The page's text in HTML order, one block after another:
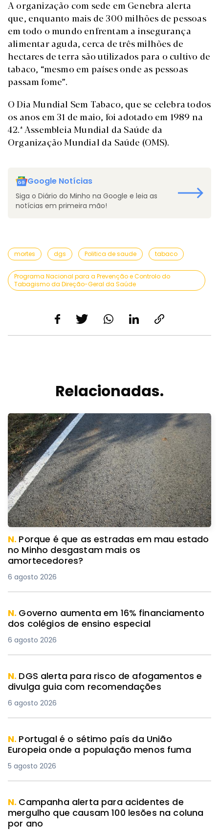
A organização com sede em Genebra alerta
que, enquanto mais de 300 milhões de pessoas
em todo o mundo enfrentam a insegurança
alimentar aguda, cerca de três milhões de
hectares de terra são utilizados para o cultivo de
tabaco, “mesmo em países onde as pessoas
passam fome”.
O Dia Mundial Sem Tabaco, que se celebra todos
os anos em 31 de maio, foi adotado em 1989 na
42.ª Assembleia Mundial da Saúde da
Organização Mundial da Saúde (OMS).
Google Notícias
Siga o Diário do Minho na Google e leia as
notícias em primeira mão!
mortes dgs Politica de saude tabaco
Programa Nacional para a Prevenção e Controlo do
Tabagismo da Direção-Geral da Saúde
Relacionadas.
N. Porque é que as estradas em mau estado
no Minho desgastam mais os
amortecedores?
6 agosto 2026
N. Governo aumenta em 16% financiamento
dos colégios de ensino especial
6 agosto 2026
N. DGS alerta para risco de afogamentos e
divulga guia com recomendações
6 agosto 2026
N. Portugal é o sétimo país da União
Europeia onde a população menos fuma
5 agosto 2026
N. Campanha alerta para acidentes de
mergulho que causam 100 lesões na coluna
por ano